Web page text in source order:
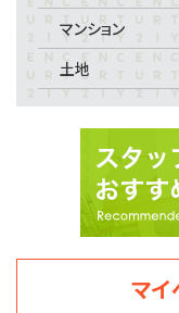
マンション
土地
マイ